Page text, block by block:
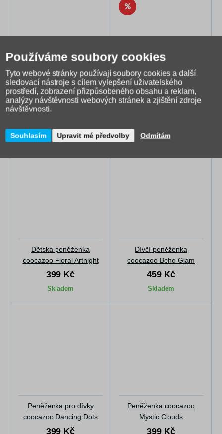
Dívčí peněženka Baagl
Marble
Skladem do 2 dnů
Pixie Crew Chlapecká
peněženka Hexa Harmony
Dočasně nedostupné
Dětská peněženka
coocazoo Floral Artnight
399 Kč
Skladem
Dívčí peněženka
coocazoo Boho Glam
459 Kč
Skladem
Peněženka pro dívky
coocazoo Dancing Dots
399 Kč
Peněženka coocazoo
Mystic Clouds
399 Kč
Používáme soubory cookies
Tyto webové stránky používají soubory cookies a další
sledovací nástroje s cílem vylepšení uživatelského
prostředí, zobrazení přizpůsobeného obsahu a reklam,
analýzy návštěvnosti webových stránek a zjištění zdroje
návštěvnosti.
Souhlasím Upravit mé předvolby Odmítám